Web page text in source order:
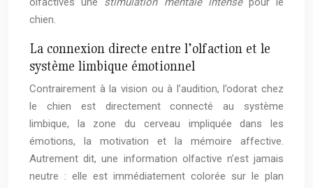
chien.
La connexion directe entre l’olfaction et le
système limbique émotionnel
Contrairement à la vision ou à l’audition, l’odorat chez
le chien est directement connecté au système
limbique, la zone du cerveau impliquée dans les
émotions, la motivation et la mémoire affective.
Autrement dit, une information olfactive n’est jamais
neutre : elle est immédiatement colorée sur le plan